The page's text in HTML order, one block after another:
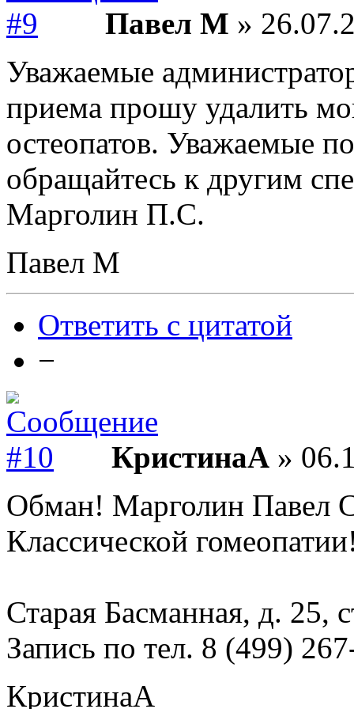
Павел М »
Уважаемые
приема прошу удалить
остеопатов. Уважаемые
обращайтесь к другим
Марголин П.С.
Павел М
Ответить с цитатой
−
КристинаА »
Обман! Марголин Павел
Классической
Старая Басманная, д. 25,
Запись по тел. 8 (499)
КристинаА